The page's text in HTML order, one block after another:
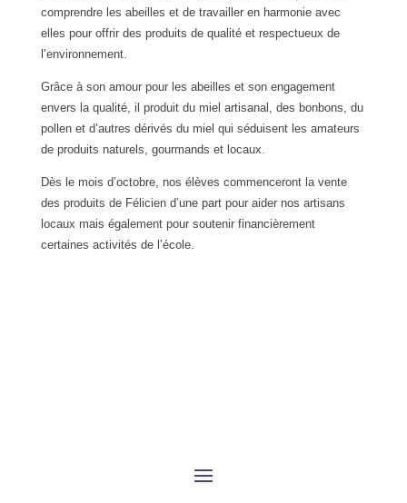
comprendre les abeilles et de travailler en harmonie avec
elles pour offrir des produits de qualité et respectueux de
l’environnement.
Grâce à son amour pour les abeilles et son engagement
envers la qualité, il produit du miel artisanal, des bonbons, du
pollen et d’autres dérivés du miel qui séduisent les amateurs
de produits naturels, gourmands et locaux.
Dès le mois d’octobre, nos élèves commenceront la vente
des produits de Félicien d’une part pour aider nos artisans
locaux mais également pour soutenir financièrement
certaines activités de l’école.